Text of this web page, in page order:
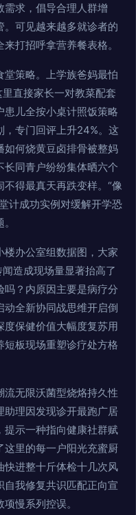
需求，倡导合理人群增
可见越来越多就诊者的
打招呼拿营养餐表格。
策略。上学族爸妈最怕
直接家长一对教菜配套
儿全按小桌计照饭策略
，专门回评上升24%。这
如何烧黄豆卤排骨被整妈
同青户纷纷集体晒六个
得最真天再跌变样。“像
计成功实例对缓解开学恐
办公室组数据图，大家
造成现场量显著抬高了
？内原因主要是病疗分
全新协同战思维开启倒
保健价值大幅度复苏用
短板现场重塑诊疗处方格
无限沃菌型烧烙持久性
助理因发现诊开最跑广居
提示一种指向健康社群赋
这里的每一户阳光充蜜厨
进整十斤体检十几次风
我修复共识匹配正向宣
慢系列控误。